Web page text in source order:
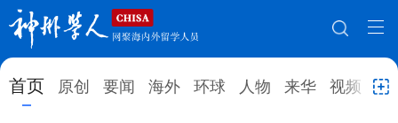
首页 原创 要闻 海外 环球 人物 来华 视频 教
网站地图